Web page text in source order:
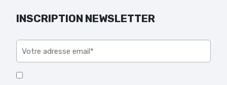
INSCRIPTION NEWSLETTER